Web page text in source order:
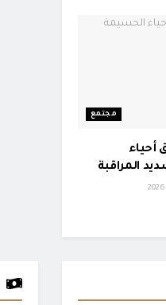
مجتمع
أحياء
المراقبة